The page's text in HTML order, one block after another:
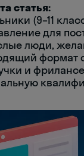
статья:
(9–11
для
люди,
формат
и